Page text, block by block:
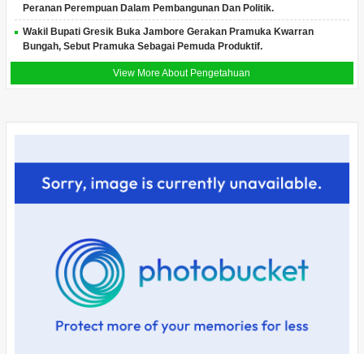
Peranan Perempuan Dalam Pembangunan Dan Politik.
Wakil Bupati Gresik Buka Jambore Gerakan Pramuka Kwarran
Bungah, Sebut Pramuka Sebagai Pemuda Produktif.
View More About Pengetahuan